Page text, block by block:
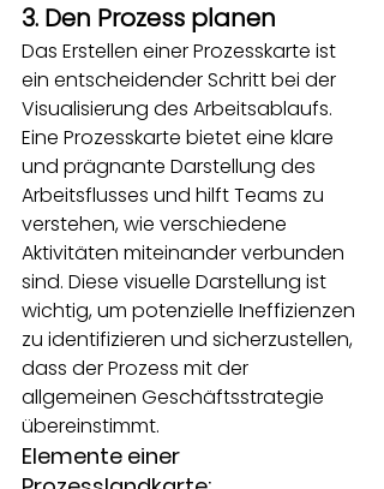
3. Den Prozess planen
Das Erstellen einer Prozesskarte ist
ein entscheidender Schritt bei der
Visualisierung des Arbeitsablaufs.
Eine Prozesskarte bietet eine klare
und prägnante Darstellung des
Arbeitsflusses und hilft Teams zu
verstehen, wie verschiedene
Aktivitäten miteinander verbunden
sind. Diese visuelle Darstellung ist
wichtig, um potenzielle Ineffizienzen
zu identifizieren und sicherzustellen,
dass der Prozess mit der
allgemeinen Geschäftsstrategie
übereinstimmt.
Elemente einer